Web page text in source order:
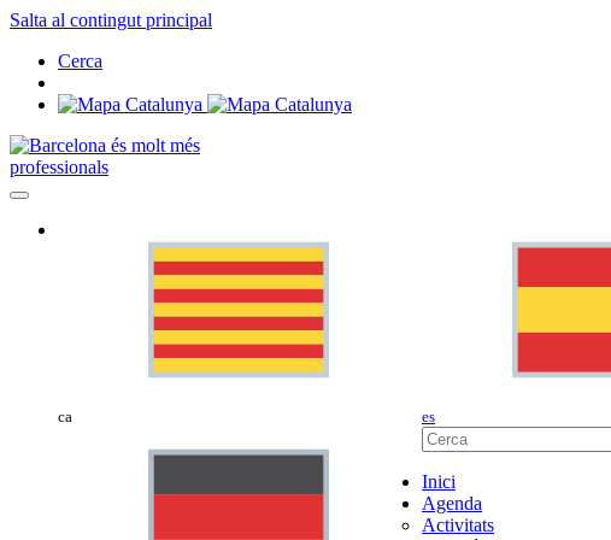
Salta al contingut principal
Cerca
professionals
ca es
Inici
Agenda
Activitats